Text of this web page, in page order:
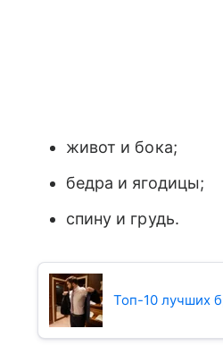
живот и бока;
бедра и ягодицы;
спину и грудь.
Топ-10 лучших